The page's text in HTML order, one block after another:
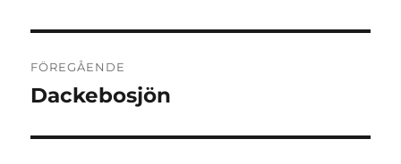
FÖREGÅENDE
Föregående
Dackebosjön